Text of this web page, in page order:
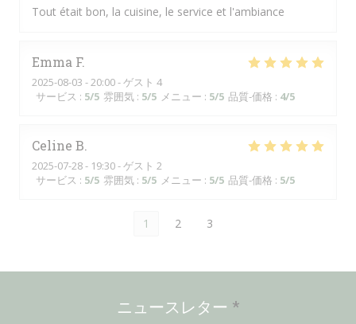
Tout était bon, la cuisine, le service et l'ambiance
Emma F
2025-08-03 - 20:00 - ゲスト 4
サービス : 5/5 雰囲気 : 5/5 メニュー : 5/5 品質-価格 : 4/5
Celine B
2025-07-28- 19:30 - ゲスト 2
サービス : 5/5 雰囲気 : 5/5 メニュー : 5/5 品質-価格 : 5/5
1 2 3
ニュースレター *